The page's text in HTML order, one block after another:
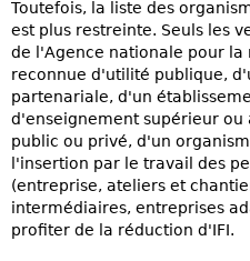
Toutefois, la liste des
est plus restreinte. Seuls les
de l'Agence nationale pour
reconnue d'utilité publique,
partenariale, d'un
d'enseignement supérieur
public ou privé, d'un
l'insertion par le travail des
(entreprise, ateliers et
intermédiaires, entreprises
profiter de la réduction d'IFI.